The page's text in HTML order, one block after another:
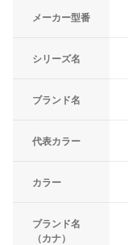
メーカー型番
シリーズ名
ブランド名
代表カラー
カラー
ブランド名
（カナ）